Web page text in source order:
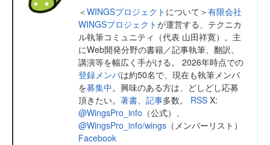
＜WINGSプロジェクト について＞有限会社
WINGSプロジェクトが運営する、テクニカ
ル執筆コミュニティ（代表 山田祥寛）。主
にWeb開発分野の書籍／記事執筆、翻訳、
講演等を幅広く手がける。 2026年時点での
登録メンバは約50名で、現在も執筆メンバ
を募集中。興味のある方は、どしどし応募
頂きたい。 著書、 記事多数。 RSS X:
@WingsPro_info （公式）、
@WingsPro_info/wings （メンバーリスト）
Facebook